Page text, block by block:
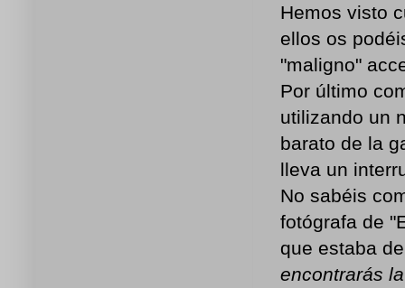
Hemos visto
ellos os
"maligno"
Por último
utilizando un
barato de la
lleva un
No sabéis
fotógrafa de
que estaba
encontrarás